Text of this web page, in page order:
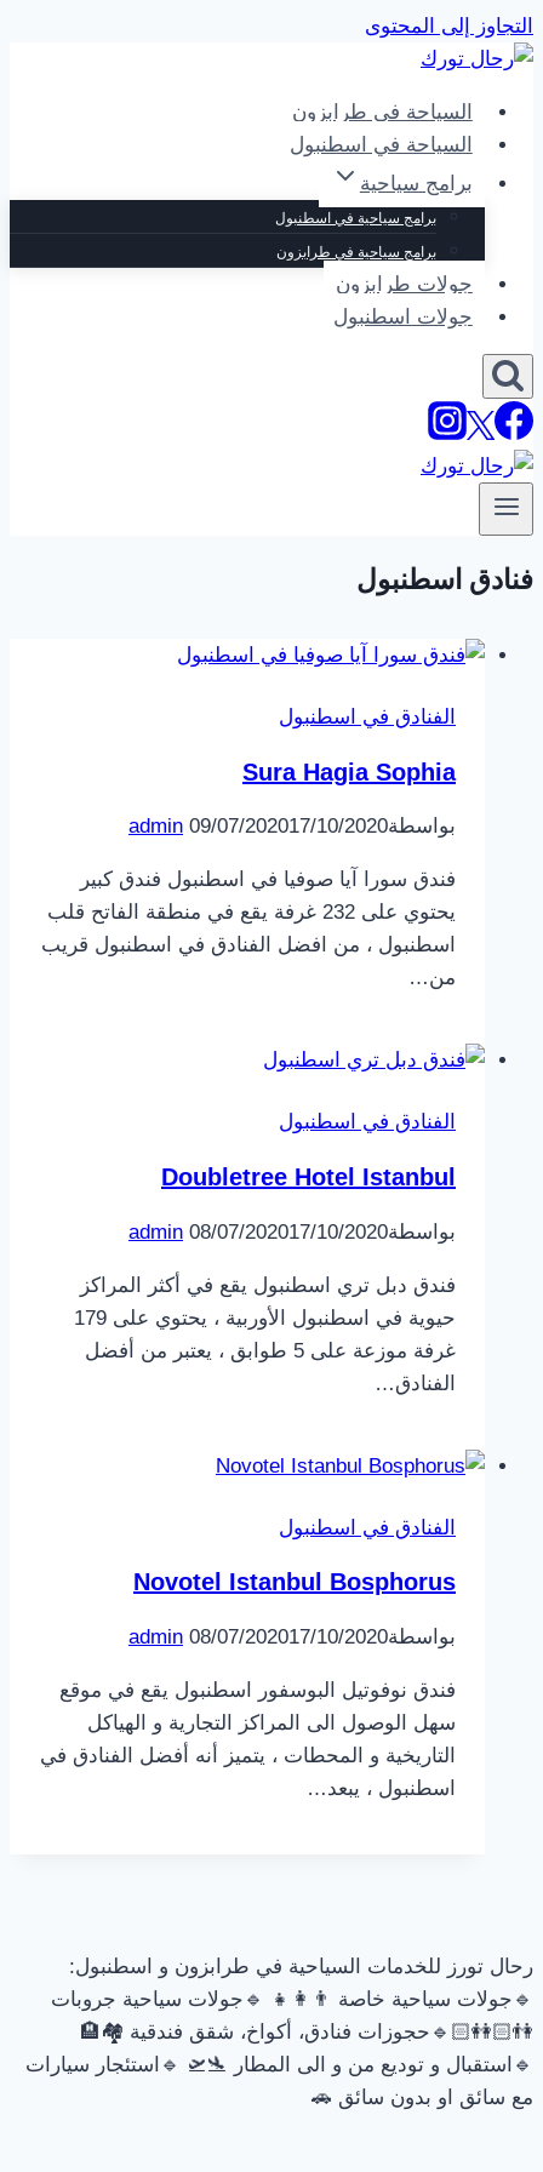
التجاوز إلى المحتوى
السياحة في طرابزون
السياحة في اسطنبول
برامج سياحية
برامج سياحية في اسطنبول
برامج سياحية في طرابزون
جولات طرابزون
جولات اسطنبول
فنادق اسطنبول
الفنادق في اسطنبول
Sura Hagia Sophia
بواسطة admin 09/07/202017/10/2020
فندق سورا آيا صوفيا في اسطنبول فندق كبير
يحتوي على 232 غرفة يقع في منطقة الفاتح قلب
اسطنبول ، من افضل الفنادق في اسطنبول قريب
من…
الفنادق في اسطنبول
Doubletree Hotel Istanbul
بواسطة admin 08/07/202017/10/2020
فندق دبل تري اسطنبول يقع في أكثر المراكز
حيوية في اسطنبول الأوربية ، يحتوي على 179
غرفة موزعة على 5 طوابق ، يعتبر من أفضل
الفنادق…
الفنادق في اسطنبول
Novotel Istanbul Bosphorus
بواسطة admin 08/07/202017/10/2020
فندق نوفوتيل البوسفور اسطنبول يقع في موقع
سهل الوصول الى المراكز التجارية و الهياكل
التاريخية و المحطات ، يتميز أنه أفضل الفنادق في
اسطنبول ، يبعد…
رحال تورز للخدمات السياحية في طرابزون و اسطنبول:
🔹جولات سياحية خاصة 👨‍👩‍👧 🔹جولات سياحية جروبات
👫🏻👭🏻🔹حجوزات فنادق، أكواخ، شقق فندقية 🏘🏨
🔹استقبال و توديع من و الى المطار 🛬🛫 🔹استئجار سيارات
مع سائق او بدون سائق 🚗